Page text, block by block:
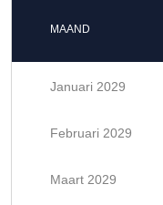
MAAND
Januari 2029
Februari 2029
Maart 2029